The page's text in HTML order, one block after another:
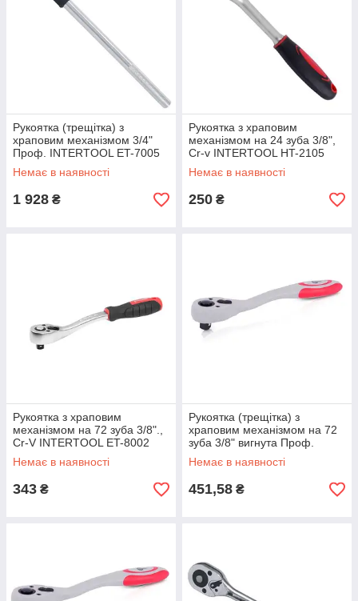
Рукоятка (трещітка) з
храповим механізмом 3/4"
Проф. INTERTOOL ET-7005
mst mst
Немає в наявності
1 928 ₴
Рукоятка з храповим
механізмом на 24 зуба 3/8",
Cr-v INTERTOOL HT-2105
mst mst
Немає в наявності
250 ₴
Рукоятка з храповим
механізмом на 72 зуба 3/8".,
Cr-V INTERTOOL ET-8002
mst mst
Немає в наявності
343 ₴
Рукоятка (трещітка) з
храповим механізмом на 72
зуба 3/8" вигнута Проф.
INTERTOOL HT-2108 mst mst
Немає в наявності
451,58 ₴